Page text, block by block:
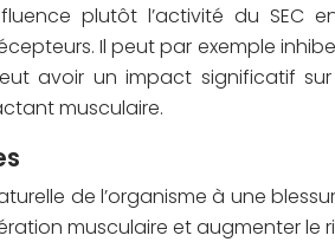
plutôt l’activité du
Il peut par exemple
avoir un impact significatif
musculaire.
de l’organisme à une
musculaire et augmenter le